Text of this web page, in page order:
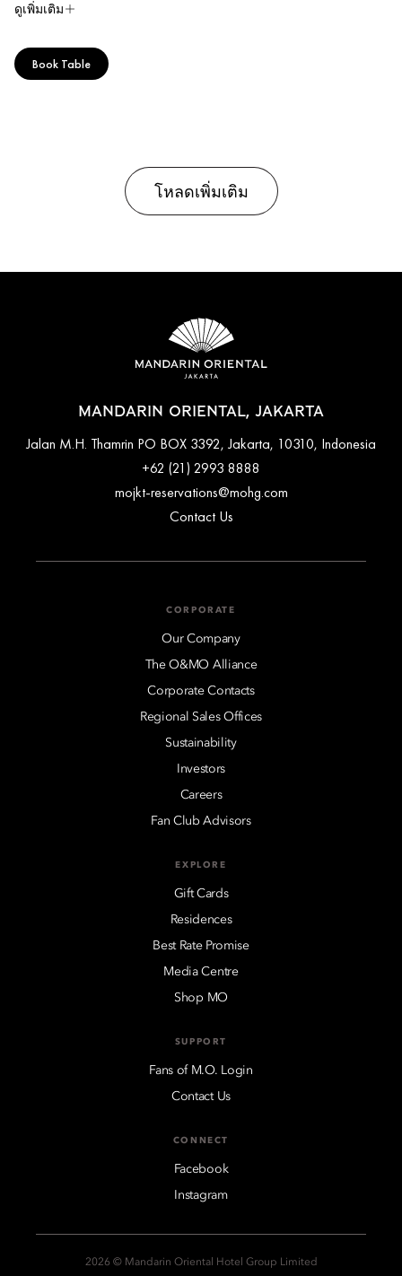
ดูเพิ่มเติม
Book Table
โหลดเพิ่มเติม
MANDARIN ORIENTAL, JAKARTA
Jalan M.H. Thamrin PO BOX 3392, Jakarta, 10310, Indonesia
+62 (21) 2993 8888
mojkt-reservations@mohg.com
Contact Us
CORPORATE
Our Company
The O&MO Alliance
Corporate Contacts
Regional Sales Offices
Sustainability
Investors
Careers
Fan Club Advisors
EXPLORE
Gift Cards
Residences
Best Rate Promise
Media Centre
Shop MO
SUPPORT
Fans of M.O. Login
Contact Us
CONNECT
Facebook
Instagram
2026 © Mandarin Oriental Hotel Group Limited